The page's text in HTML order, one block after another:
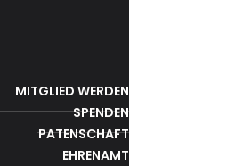
MITGLIED WERDEN
SPENDEN
PATENSCHAFT
EHRENAMT